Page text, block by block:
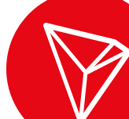
Ethereum
ETH